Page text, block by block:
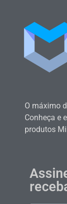
O máximo
Conheça e
produtos